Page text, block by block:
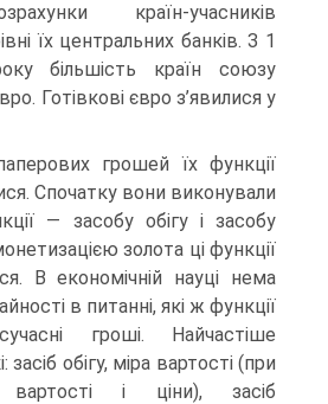
країн-учасників
їх центральних банків. З 1
більшість країн союзу
Готівкові євро з’явилися у
грошей їх функції
Спочатку вони виконували
— засобу обігу і засобу
золота ці функції
В економічній науці нема
в питанні, які ж функції
гроші. Найчастіше
засіб обігу, міра вартості (при
вартості і ціни), засіб